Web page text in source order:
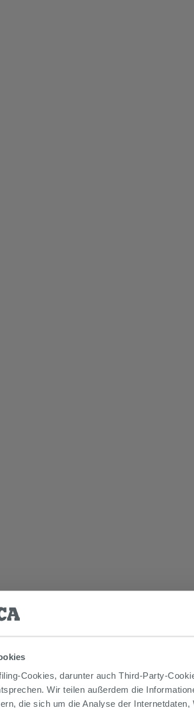
Cookies, darunter auch Third-Party-
Wir teilen außerdem die
die sich um die Analyse der